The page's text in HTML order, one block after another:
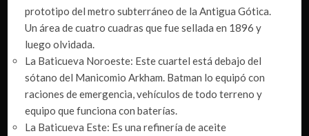
prototipo del metro subterráneo de la Antigua Gótica.
Un área de cuatro cuadras que fue sellada en 1896 y
luego olvidada.
La Baticueva Noroeste: Este cuartel está debajo del
sótano del Manicomio Arkham. Batman lo equipó con
raciones de emergencia, vehículos de todo terreno y
equipo que funciona con baterías.
La Baticueva Este: Es una refinería de aceite